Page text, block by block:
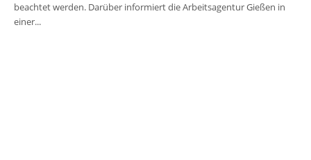
beachtet werden. Darüber informiert die Arbeitsagentur Gießen in
einer...